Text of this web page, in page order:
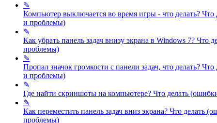
✎
Компьютер выключается во время игры - что делать? Что
и проблемы)
✎
Как убрать панель задач внизу экрана в Windows 7? Что
проблемы)
✎
Пропал значок громкости с панели задач, что делать? Что
и проблемы)
✎
Где найти скриншоты на компьютере? Что делать
✎
Как переместить панель задач вниз экрана? Что делать
проблемы)